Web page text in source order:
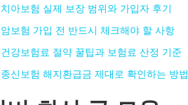
치아보험 실제 보장 범위와 가입자 후기
암보험 가입 전 반드시 체크해야 할 사항
건강보험료 절약 꿀팁과 보험료 산정 기준
종신보험 해지환급금 제대로 확인하는 방법